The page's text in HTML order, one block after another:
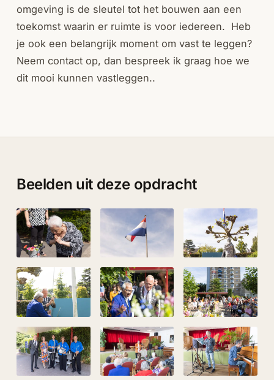
omgeving is de sleutel tot het bouwen aan een
toekomst waarin er ruimte is voor iedereen. Heb
je ook een belangrijk moment om vast te leggen?
Neem contact op, dan bespreek ik graag hoe we
dit mooi kunnen vastleggen..
Beelden uit deze opdracht